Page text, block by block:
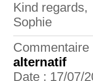
Kind regards,
Sophie
alternatif
Date : 17/07/